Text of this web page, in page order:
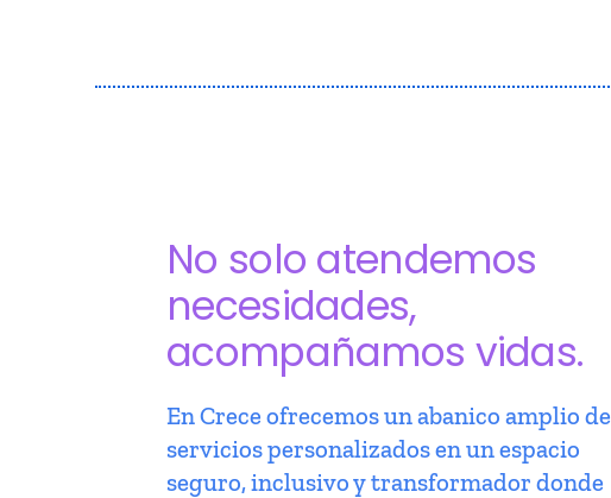
No solo atendemos
necesidades,
acompañamos vidas.
En Crece ofrecemos un abanico amplio de
servicios personalizados en un espacio
seguro, inclusivo y transformador donde